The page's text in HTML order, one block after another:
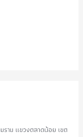
าม แขวงตลาดน้อย เขต